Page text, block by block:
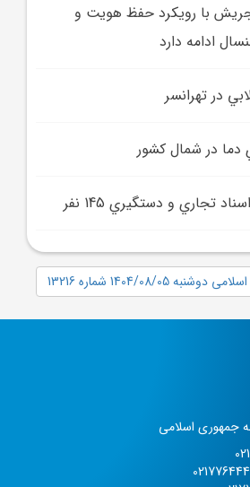
با رويکرد حفظ هويت و
ادامه دارد
در تهرانسر
تجاري و دستگيري 145 نفر
1404/08/05 شماره 13216
جمهوری اسلامی